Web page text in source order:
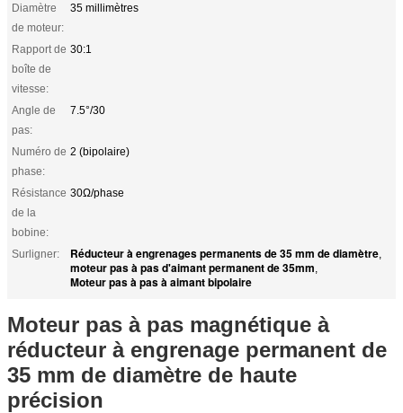
Diamètre
de moteur:
35 millimètres
Rapport de
boîte de
vitesse:
30:1
Angle de
pas:
7.5°/30
Numéro de
phase:
2 (bipolaire)
Résistance
de la
bobine:
30Ω/phase
Surligner: Réducteur à engrenages permanents de 35 mm de diamètre,
moteur pas à pas d'aimant permanent de 35mm,
Moteur pas à pas à aimant bipolaire
Moteur pas à pas magnétique à
réducteur à engrenage permanent de
35 mm de diamètre de haute
précision